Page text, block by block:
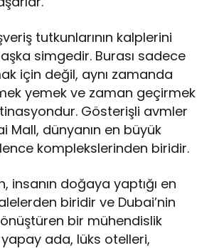
tutkunlarının kalplerini
simgedir. Burası sadece
için değil, aynı zamanda
yemek ve zaman geçirmek
Gösterişli avmler
Mall, dünyanın en büyük
komplekslerinden biridir.
insanın doğaya yaptığı en
biridir ve Dubai’nin
bir mühendislik
yapay ada, lüks otelleri,